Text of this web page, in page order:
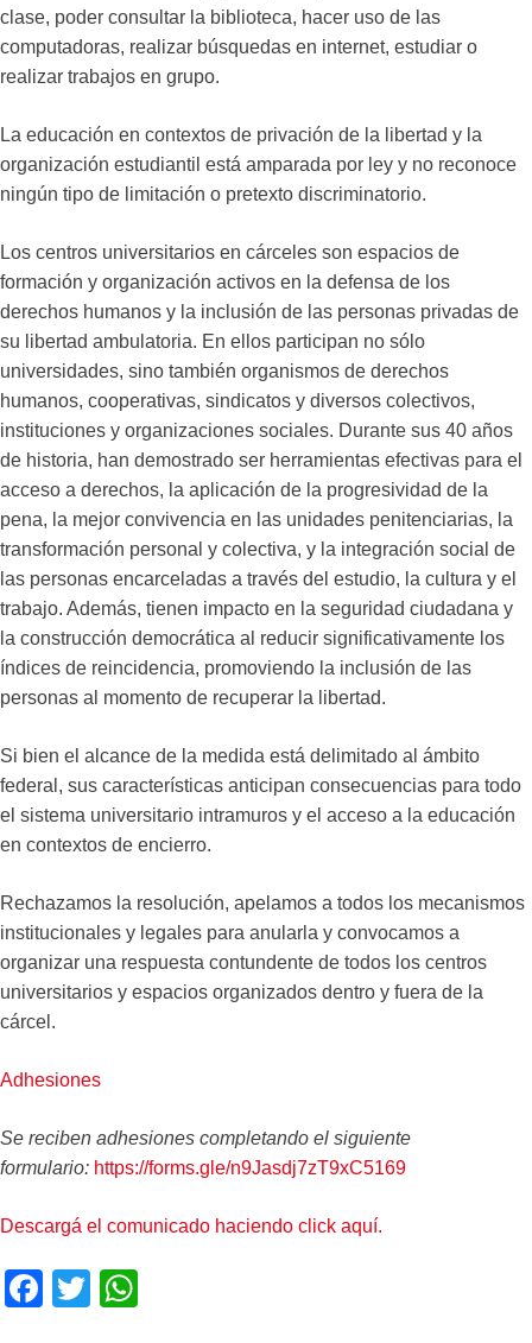
clase, poder consultar la biblioteca, hacer uso de las
computadoras, realizar búsquedas en internet, estudiar o
realizar trabajos en grupo.
La educación en contextos de privación de la libertad y la
organización estudiantil está amparada por ley y no reconoce
ningún tipo de limitación o pretexto discriminatorio.
Los centros universitarios en cárceles son espacios de
formación y organización activos en la defensa de los
derechos humanos y la inclusión de las personas privadas de
su libertad ambulatoria. En ellos participan no sólo
universidades, sino también organismos de derechos
humanos, cooperativas, sindicatos y diversos colectivos,
instituciones y organizaciones sociales. Durante sus 40 años
de historia, han demostrado ser herramientas efectivas para el
acceso a derechos, la aplicación de la progresividad de la
pena, la mejor convivencia en las unidades penitenciarias, la
transformación personal y colectiva, y la integración social de
las personas encarceladas a través del estudio, la cultura y el
trabajo. Además, tienen impacto en la seguridad ciudadana y
la construcción democrática al reducir significativamente los
índices de reincidencia, promoviendo la inclusión de las
personas al momento de recuperar la libertad.
Si bien el alcance de la medida está delimitado al ámbito
federal, sus características anticipan consecuencias para todo
el sistema universitario intramuros y el acceso a la educación
en contextos de encierro.
Rechazamos la resolución, apelamos a todos los mecanismos
institucionales y legales para anularla y convocamos a
organizar una respuesta contundente de todos los centros
universitarios y espacios organizados dentro y fuera de la
cárcel.
Adhesiones
Se reciben adhesiones completando el siguiente
formulario: https://forms.gle/n9Jasdj7zT9xC5169
Descargá el comunicado haciendo click aquí.
F
T